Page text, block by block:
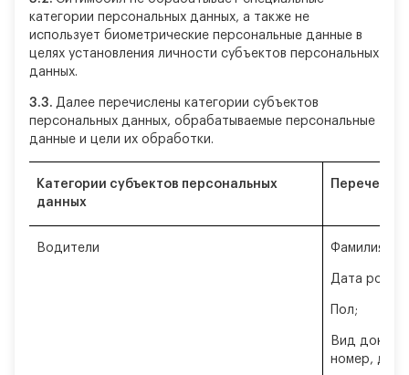
категории персональных данных, а также не
использует биометрические персональные данные в
целях установления личности субъектов персональных
данных.
3.3. Далее перечислены категории субъектов
персональных данных, обрабатываемые персональные
данные и цели их обработки.
Категории субъектов персональных
данных
Перечень
Водители Фамилия,
Дата
Пол;
Вид
номер,